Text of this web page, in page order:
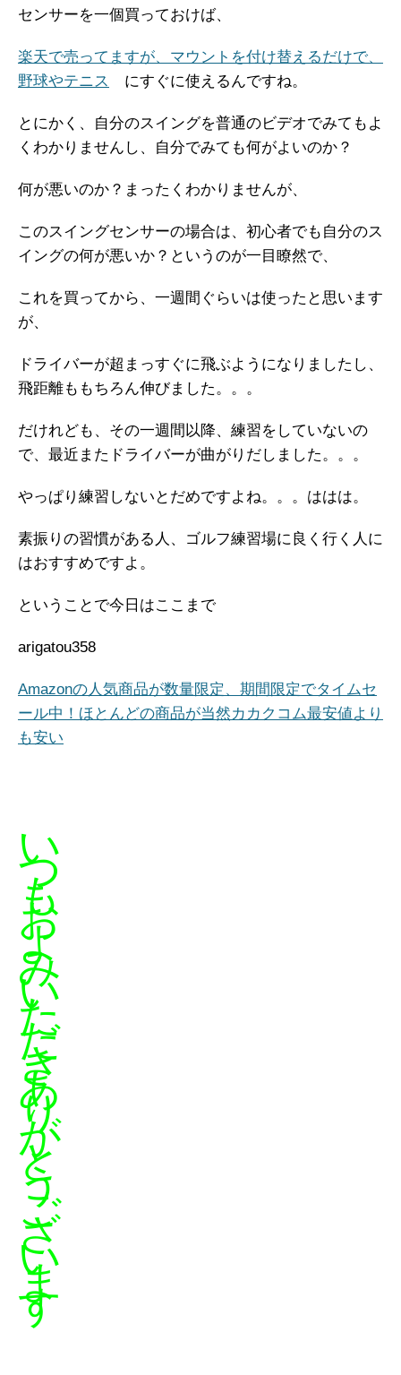
センサーを一個買っておけば、
楽天で売ってますが、マウントを付け替えるだけで、
野球やテニス
にすぐに使えるんですね。
とにかく、自分のスイングを普通のビデオでみてもよ
くわかりませんし、自分でみても何がよいのか？
何が悪いのか？まったくわかりませんが、
このスイングセンサーの場合は、初心者でも自分のス
イングの何が悪いか？というのが一目瞭然で、
これを買ってから、一週間ぐらいは使ったと思います
が、
ドライバーが超まっすぐに飛ぶようになりましたし、
飛距離ももちろん伸びました。。。
だけれども、その一週間以降、練習をしていないの
で、最近またドライバーが曲がりだしました。。。
やっぱり練習しないとだめですよね。。。ははは。
素振りの習慣がある人、ゴルフ練習場に良く行く人に
はおすすめですよ。
ということで今日はここまで
arigatou358
Amazonの人気商品が数量限定、期間限定でタイムセ
ール中！ほとんどの商品が当然カカクコム最安値より
も安い
い
つ
も
お
よ
み
い
た
だ
き
あ
り
が
と
う
ご
ざ
い
ま
す